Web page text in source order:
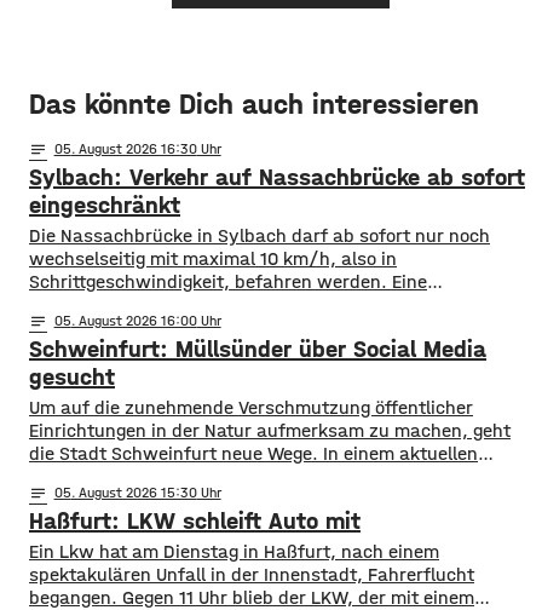
Das könnte Dich auch interessieren
notes 05. August 2026 16:30
Sylbach: Verkehr auf Nassachbrücke ab sofort
eingeschränkt
Die Nassachbrücke in Sylbach darf ab sofort nur noch
wechselseitig mit maximal 10 km/h, also in
Schrittgeschwindigkeit, befahren werden. Eine
Landratsamt am Mittwochnachmittag veröffentlicht.
Hintergrund ist das der Schwerlastverkehr aufgrund der
kurzfristigen Sperrung der Nassachbrücke in Haßfurt
deutlich zugenommen hat. Durch die Begrenzung der
Höchstgeschwindigkeit soll das über 50 Jahre
notes 05. August 2026 16:00
Schweinfurt: Müllsünder über Social Media
gesucht
Um auf die zunehmende Verschmutzung öffentlicher
Einrichtungen in der Natur aufmerksam zu machen, geht
die Stadt Schweinfurt neue Wege. In einem aktuellen
Bildern die Verschmutzung am Haardthäußchen im
Stadtwald und ruft die Verursacher zum Aufräumen auf.
Gleichzeitig werden Zeugen gesucht und darauf
hingewiesen, dass Bußgelder bis …
notes 05. August 2026 15:30
Haßfurt: LKW schleift Auto mit
Ein Lkw hat am Dienstag in Haßfurt, nach einem
spektakulären Unfall in der Innenstadt, Fahrerflucht
begangen. Gegen 11 Uhr blieb der LKW, der mit einem